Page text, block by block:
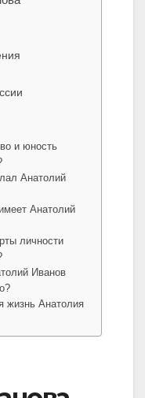
и юность
Анатолий
Анатолий
личности
Иванов
жизнь Анатолия